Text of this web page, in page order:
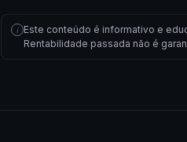
i Este conteúdo é informativo e
Rentabilidade passada não é